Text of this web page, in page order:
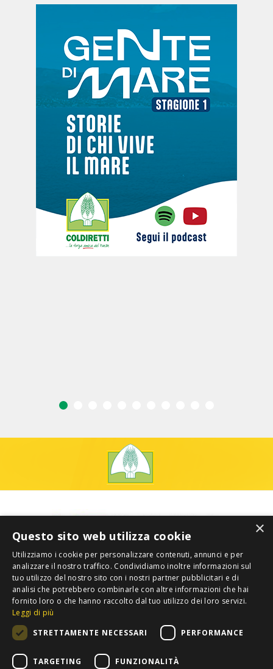
×
Questo sito web utilizza cookie
Utilizziamo i cookie per personalizzare contenuti, annunci e per
analizzare il nostro traffico. Condividiamo inoltre informazioni sul
tuo utilizzo del nostro sito con i nostri partner pubblicitari e di
analisi che potrebbero combinarle con altre informazioni che hai
fornito loro o che hanno raccolto dal tuo utilizzo dei loro servizi.
Leggi di più
STRETTAMENTE NECESSARI
PERFORMANCE
TARGETING FUNZIONALITÀ